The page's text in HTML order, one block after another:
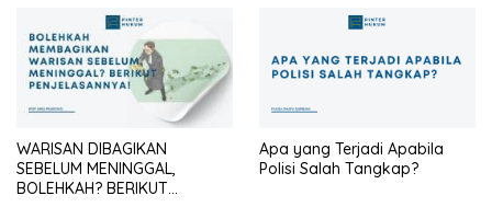
Agar Tetap Profesional?
WARISAN DIBAGIKAN
SEBELUM MENINGGAL,
BOLEHKAH? BERIKUT
Apa yang Terjadi Apabila
Polisi Salah Tangkap?